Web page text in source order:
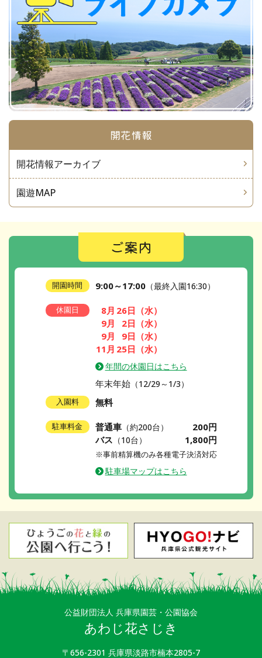
開花情報
開花情報アーカイブ
園遊MAP
ご案内
開園時間 9:00～17:00（最終入園16:30）
休園日 8月 26日 （水）
9月
2日 （水）
9月
9日 （水）
11月 25日 （水）
年間の休園日はこちら
年末年始（12/29～1/3）
入園料 無料
駐車料金 普通車（約200台）
200円
バス （10台） 1,800円
※事前精算機のみ各種電子決済対応
駐車場マップはこちら
公益財団法人 兵庫県園芸・公園協会
あわじ花さじき
〒656-2301 兵庫県淡路市楠本2805-7